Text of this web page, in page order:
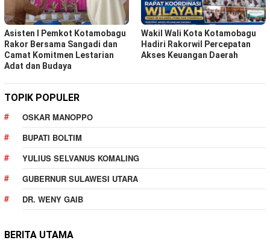
Asisten I Pemkot Kotamobagu
Rakor Bersama Sangadi dan
Camat Komitmen Lestarian
Adat dan Budaya
Wakil Wali Kota Kotamobagu
Hadiri Rakorwil Percepatan
Akses Keuangan Daerah
TOPIK POPULER
OSKAR MANOPPO
BUPATI BOLTIM
YULIUS SELVANUS KOMALING
GUBERNUR SULAWESI UTARA
DR. WENY GAIB
BERITA UTAMA